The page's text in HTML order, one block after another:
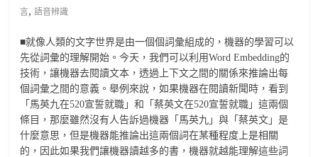
言,語音辨識
■就像人類的文字世界是由一個個詞彙組成的，機器的學習可以
先從詞彙的理解開始。今天，我們可以利用Word Embedding的
技術，讓機器去閱讀文本，透過上下文之間的關係來推論出每
個詞彙之間的意義。舉例來說，如果機器在閱讀新聞時，看到
「馬英九在520宣誓就職」和「蔡英文在520宣誓就職」這兩個
條目，那麼雖然沒有人告訴過機器「馬英九」與「蔡英文」是
什麼意思，但是機器能推論出這兩個詞在某種程度上是相關
的，因此如果我們讓機器讀越多的書，機器就越能理解這些詞